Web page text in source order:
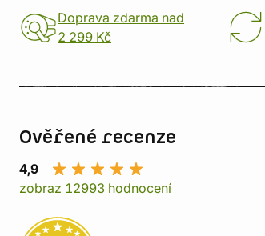
Doprava zdarma nad
2 299 Kč
Ověřené recenze
4,9
zobraz 12993 hodnocení